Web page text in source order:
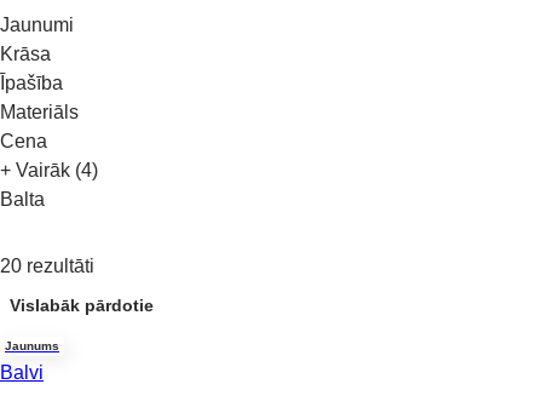
Jaunumi
Krāsa
Īpašība
Materiāls
Cena
+ Vairāk (4)
Balta
20 rezultāti
Vislabāk pārdotie
Jaunums
Balvi